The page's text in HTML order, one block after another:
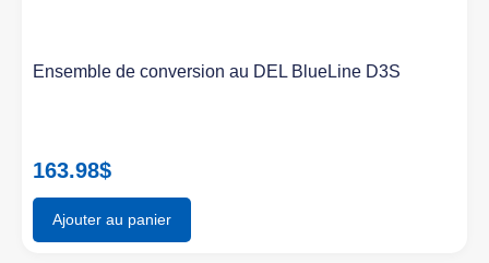
Ensemble de conversion au DEL BlueLine D3S
163.98$
Ajouter au panier